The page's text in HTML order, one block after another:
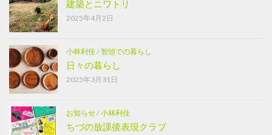
建築とニワトリ
2025年4月2日
小林利佳/智頭での暮らし
日々の暮らし
2025年3月31日
お知らせ/小林利佳
ちづの放課後表現クラブ